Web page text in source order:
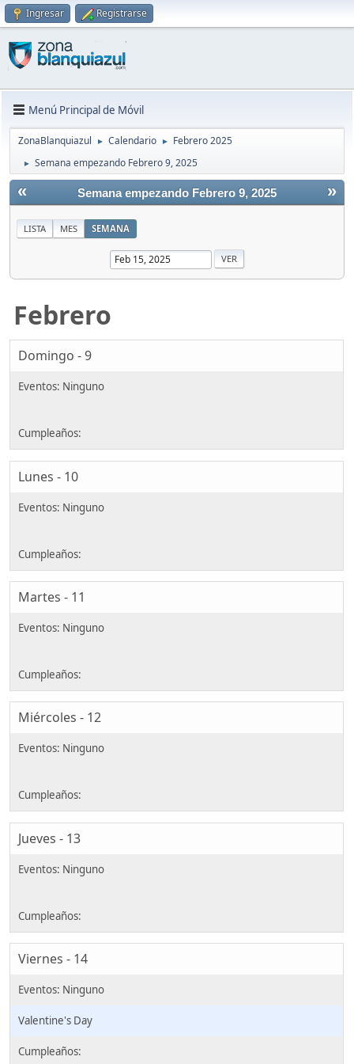
Ingresar Registrarse
Menú Principal de Móvil
ZonaBlanquiazul ► Calendario ► Febrero 2025
► Semana empezando Febrero 9, 2025
« »
Semana empezando Febrero 9, 2025
LISTA MES SEMANA
Febrero
Domingo - 9
Lunes - 10
Martes - 11
Miércoles - 12
Jueves - 13
Viernes - 14
Valentine's Day